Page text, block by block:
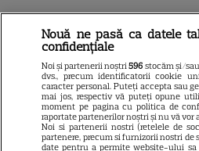
3
VEDETE
Marvel
Panther.
Nouă ne pasă ca datele
confidențiale
Noi și partenerii noștri596 stocăm și/
dvs., precum identificatorii cookie
caracter personal. Puteți accepta sau
mai jos, respectiv vă puteți opune
moment pe pagina cu politica de
raportate partenerilor noștri și nu vă vor
Noi si partenerii nostri (retelele de
partenere, precum si furnizorii nostri de
date pentru a permite website-ului